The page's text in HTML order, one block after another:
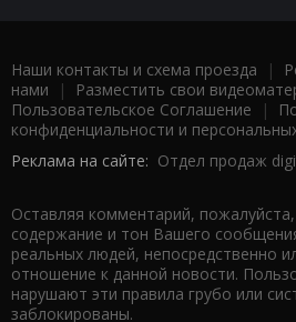
Наши контакты и схема проезда |
нами | Разместить свои
Пользовательское Соглашение |
конфиденциальности и
Реклама на сайте: Отдел продаж
Оставляя комментарий,
содержание и тон Вашего
реальных людей, непосредственно
отношение к данной новости.
нарушают эти правила грубо или
заблокированы.